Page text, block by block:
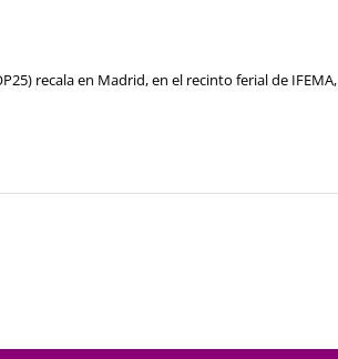
recala en Madrid, en el recinto ferial de IFEMA,